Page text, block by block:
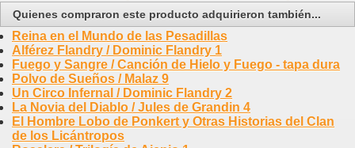
Quienes compraron este producto adquirieron también...
Reina en el Mundo de las Pesadillas
Alférez Flandry / Dominic Flandry 1
Fuego y Sangre / Canción de Hielo y Fuego - tapa dura
Polvo de Sueños / Malaz 9
Un Circo Infernal / Dominic Flandry 2
La Novia del Diablo / Jules de Grandin 4
El Hombre Lobo de Ponkert y Otras Historias del Clan
de los Licántropos